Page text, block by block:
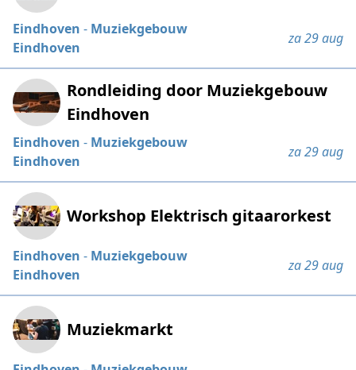
Eindhoven - Muziekgebouw
Eindhoven
za 29 aug
Rondleiding door Muziekgebouw
Eindhoven
Eindhoven - Muziekgebouw
Eindhoven
za 29 aug
Workshop Elektrisch gitaarorkest
Eindhoven - Muziekgebouw
Eindhoven
za 29 aug
Muziekmarkt